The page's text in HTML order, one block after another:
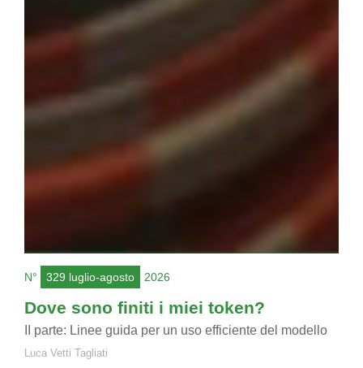
N° 329 luglio-agosto 2026
Dove sono finiti i miei token?
II parte: Linee guida per un uso efficiente del modello
Luca Vetti Tagliati